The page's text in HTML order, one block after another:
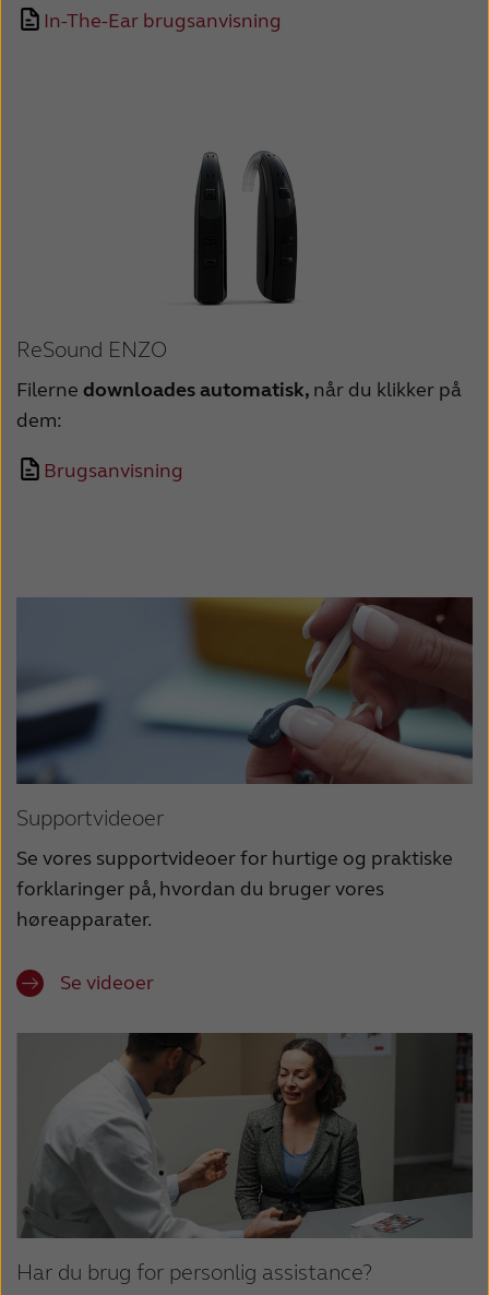
In-The-Ear brugsanvisning
ReSound ENZO
Filerne downloades automatisk, når du klikker på
dem:
Brugsanvisning
Supportvideoer
Se vores supportvideoer for hurtige og praktiske
forklaringer på, hvordan du bruger vores
høreapparater.
Se videoer
Har du brug for personlig assistance?